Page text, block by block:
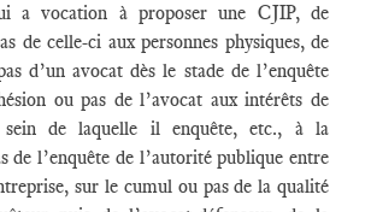
a vocation à proposer une CJIP, de
de celle-ci aux personnes physiques, de
d’un avocat dès le stade de l’enquête
ou pas de l’avocat aux intérêts de
sein de laquelle il enquête, etc., à la
de l’enquête de l’autorité publique entre
sur le cumul ou pas de la qualité